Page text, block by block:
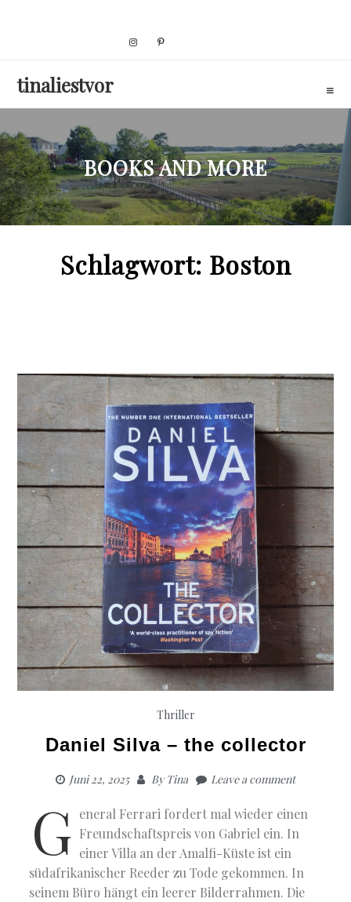
tinaliestvor
BOOKS AND MORE
Schlagwort: Boston
Thriller
Daniel Silva – the collector
Juni 22, 2025 ByTina Leave a comment
G eneral Ferrari fordert mal wieder einen
Freundschaftspreis von Gabriel ein. In
einer Villa an der Amalfi-Küste ist ein
südafrikanischer Reeder zu Tode gekommen. In
seinem Büro hängt ein leerer Bilderrahmen. Die